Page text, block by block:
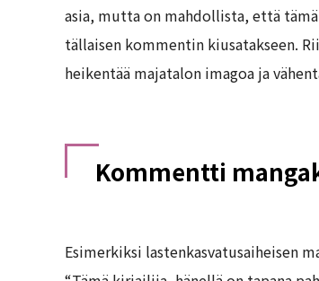
asia, mutta on mahdollista, että
tällaisen kommentin kiusatakseen.
heikentää majatalon imagoa ja
Kommentti
Esimerkiksi lastenkasvatusaiheisen